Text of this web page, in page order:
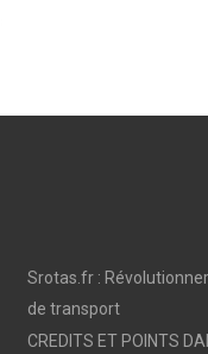
Srotas.fr :
de transport
CREDITS ET POINTS